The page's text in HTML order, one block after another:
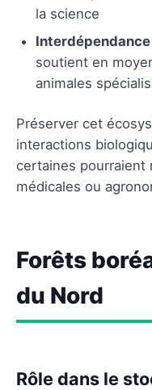
la science
Interdépendance
soutient en
animales
Préserver cet
interactions
certaines pourraient
médicales ou
Forêts
du Nord
Rôle dans le